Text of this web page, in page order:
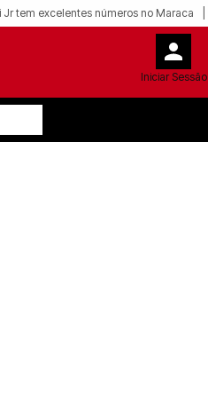
Jr tem excelentes números no Maraca
Iniciar Sessão